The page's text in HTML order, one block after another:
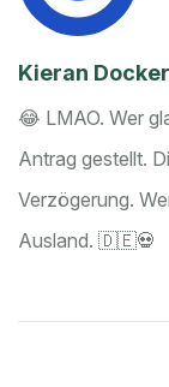
Kieran Docker
😂 LMAO. Wer
Antrag gestellt.
Verzögerung.
Ausland. 🇩🇪💀